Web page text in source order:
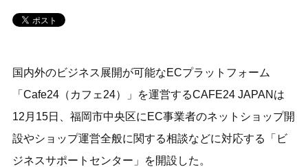
国内外のビジネス展開が可能なECプラットフォーム
「Cafe24（カフェ24）」を運営するCAFE24 JAPANは
12月15日、福岡市中央区にEC事業者のネットショップ開
設やショップ運営全般に関する相談などに対応する「ビ
ジネスサポートセンター」を開設した。